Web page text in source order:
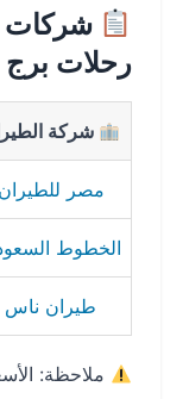
شركات
رحلات برج
شركة الطيران
مصر للطيران
الخطوط السعودية
طيران ناس
ملاحظة: الأسعار